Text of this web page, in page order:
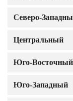
Северо-
Центральный
Юго-Восточный
Юго-Западный